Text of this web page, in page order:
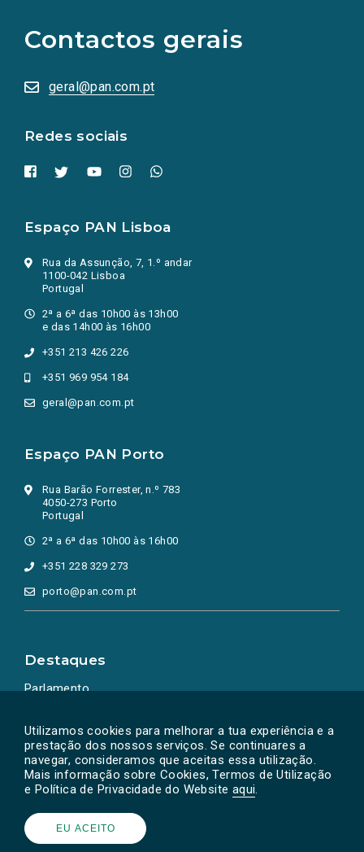
Utilizamos cookies para melhorar a tua experiência e a
prestação dos nossos serviços. Se continuares a
navegar, consideramos que aceitas essa utilização.
Mais informação sobre Cookies, Termos de Utilização
e Política de Privacidade do Website aqui.
EU ACEITO
Contactos gerais
geral@pan.com.pt
Redes sociais
redes
sociais
numa
nova
Espaço PAN Lisboa
Rua da Assunção, 7, 1.º andar
1100-042 Lisboa
Portugal
2ª a 6ª das 10h00 às 13h00
e das 14h00 às 16h00
+351 213 426 226
+351 969 954 184
geral@pan.com.pt
Espaço PAN Porto
Rua Barão Forrester, n.º 783
4050-273 Porto
Portugal
2ª a 6ª das 10h00 às 16h00
+351 228 329 273
porto@pan.com.pt
Destaques
Parlamento
Powered by © PAN 2026